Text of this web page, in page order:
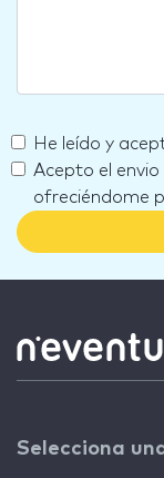
He leído y
Acepto el
ofreciéndome
Selecciona